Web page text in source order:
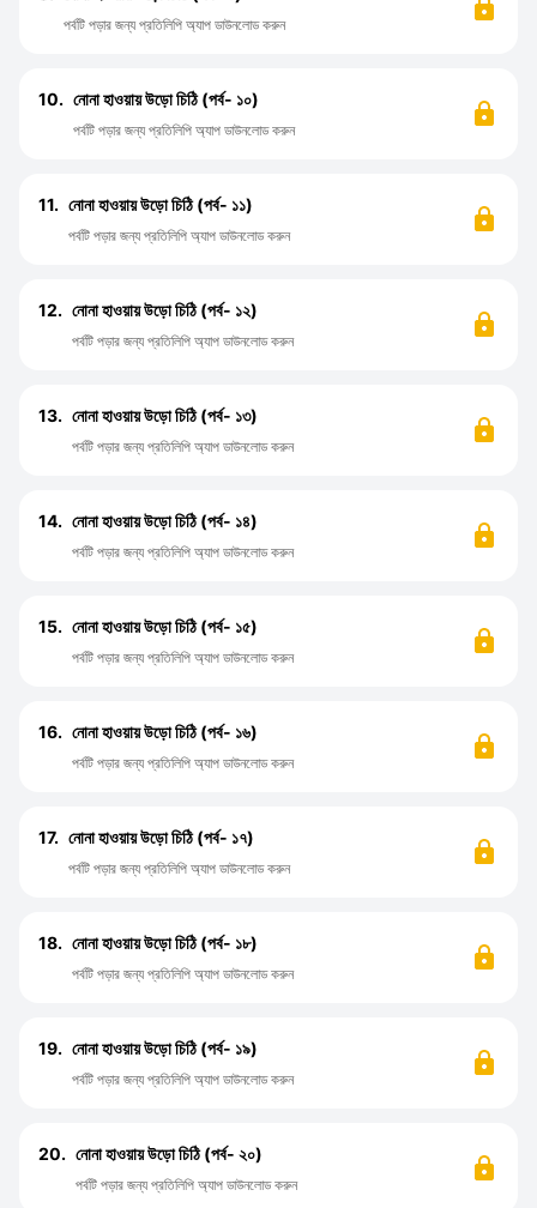
পর্বটি পড়ার জন্য প্রতিলিপি অ্যাপ ডাউনলোড করুন
10. নোনা হাওয়ায় উড়ো চিঠি (পর্ব- ১০)
পর্বটি পড়ার জন্য প্রতিলিপি অ্যাপ ডাউনলোড করুন
11. নোনা হাওয়ায় উড়ো চিঠি (পর্ব- ১১)
পর্বটি পড়ার জন্য প্রতিলিপি অ্যাপ ডাউনলোড করুন
12. নোনা হাওয়ায় উড়ো চিঠি (পর্ব- ১২)
পর্বটি পড়ার জন্য প্রতিলিপি অ্যাপ ডাউনলোড করুন
13. নোনা হাওয়ায় উড়ো চিঠি (পর্ব- ১৩)
পর্বটি পড়ার জন্য প্রতিলিপি অ্যাপ ডাউনলোড করুন
14. নোনা হাওয়ায় উড়ো চিঠি (পর্ব- ১৪)
পর্বটি পড়ার জন্য প্রতিলিপি অ্যাপ ডাউনলোড করুন
15. নোনা হাওয়ায় উড়ো চিঠি (পর্ব- ১৫)
পর্বটি পড়ার জন্য প্রতিলিপি অ্যাপ ডাউনলোড করুন
16. নোনা হাওয়ায় উড়ো চিঠি (পর্ব- ১৬)
পর্বটি পড়ার জন্য প্রতিলিপি অ্যাপ ডাউনলোড করুন
17. নোনা হাওয়ায় উড়ো চিঠি (পর্ব- ১৭)
পর্বটি পড়ার জন্য প্রতিলিপি অ্যাপ ডাউনলোড করুন
18. নোনা হাওয়ায় উড়ো চিঠি (পর্ব- ১৮)
পর্বটি পড়ার জন্য প্রতিলিপি অ্যাপ ডাউনলোড করুন
19. নোনা হাওয়ায় উড়ো চিঠি (পর্ব- ১৯)
পর্বটি পড়ার জন্য প্রতিলিপি অ্যাপ ডাউনলোড করুন
20. নোনা হাওয়ায় উড়ো চিঠি (পর্ব- ২০)
পর্বটি পড়ার জন্য প্রতিলিপি অ্যাপ ডাউনলোড করুন